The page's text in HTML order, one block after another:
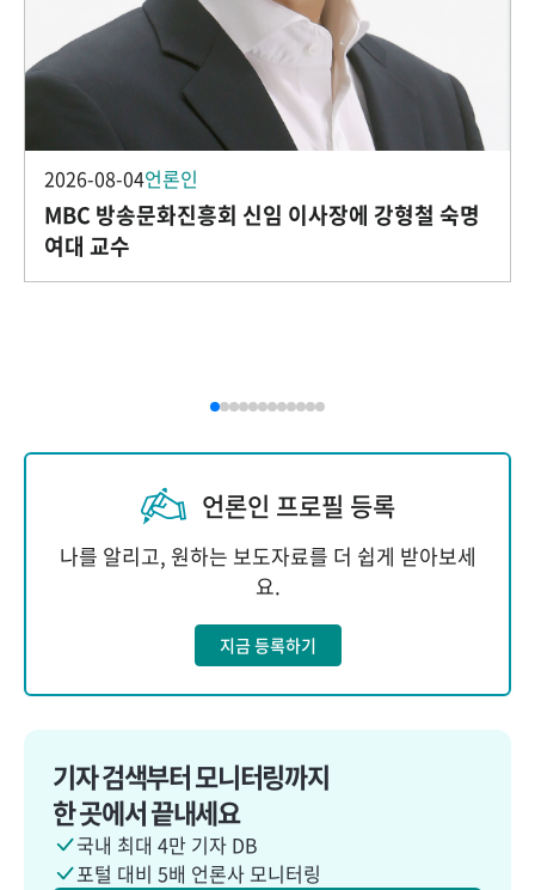
2026-08-04언론인
MBC 방송문화진흥회 신임 이사장에 강형철 숙명
여대 교수
언론인 프로필 등록
나를 알리고, 원하는 보도자료를 더 쉽게 받아보세
요.
지금 등록하기
기자 검색부터 모니터링까지
한 곳에서 끝내세요
국내 최대 4만 기자 DB
포털 대비 5배 언론사 모니터링